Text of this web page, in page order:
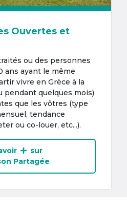
Ouvertes et
ou des personnes
ans ayant le même
vivre en Grèce à la
pendant quelques mois)
que les vôtres (type
tendance
ou co-louer, etc...).
sur
Partagée